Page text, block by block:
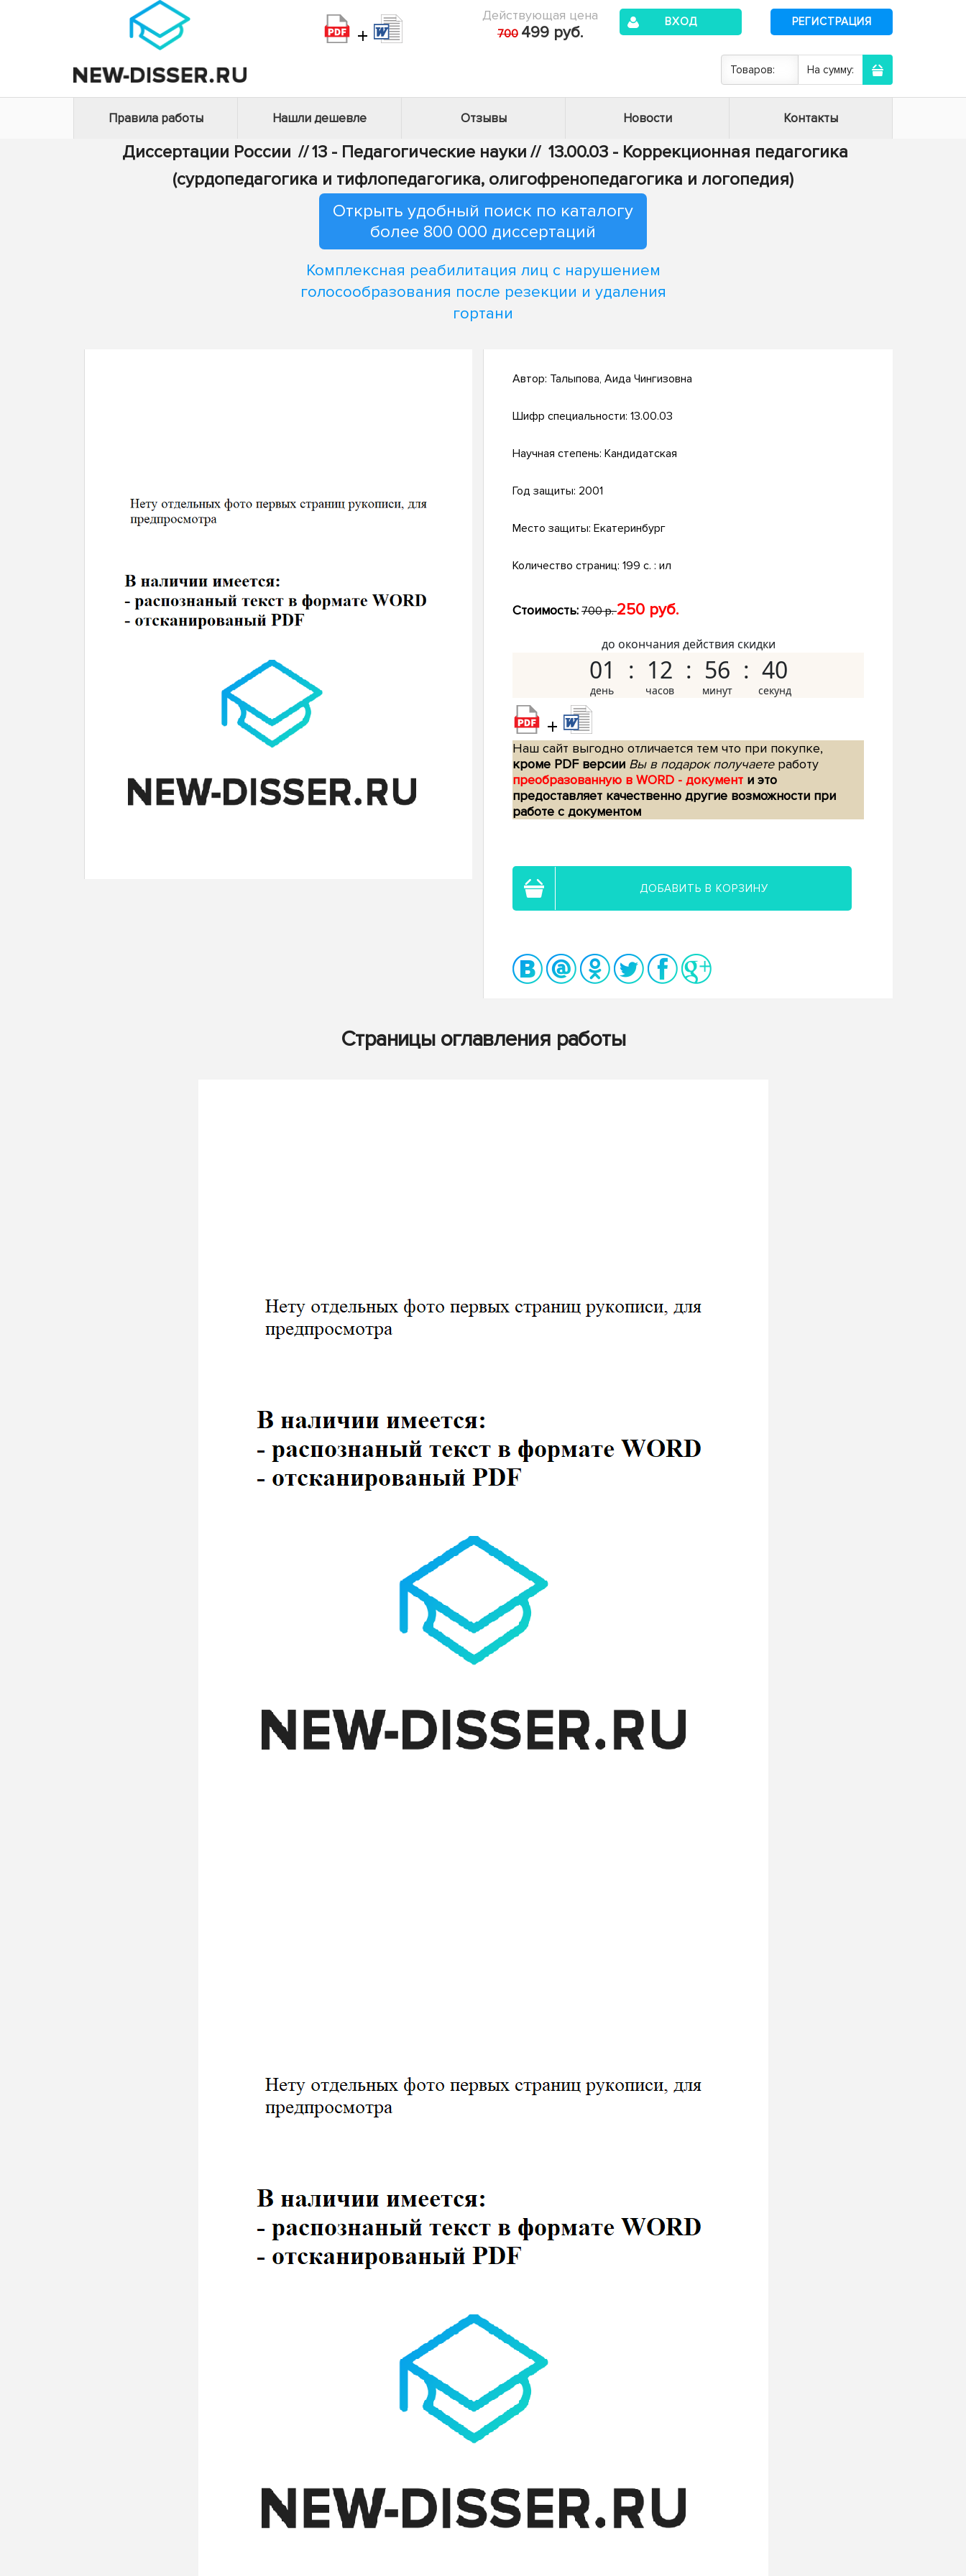
+
Действующая цена
700 499 руб.
ВХОД РЕГИСТРАЦИЯ
Товаров: На сумму:
Правила работы Нашли дешевле Отзывы Новости Контакты
Диссертации России //13 - Педагогические науки // 13.00.03 - Коррекционная педагогика
(сурдопедагогика и тифлопедагогика, олигофренопедагогика и логопедия)
Открыть удобный поиск по каталогу
более 800 000 диссертаций
Комплексная реабилитация лиц с нарушением
голосообразования после резекции и удаления
гортани
Автор: Талыпова, Аида Чингизовна
Шифр специальности: 13.00.03
Научная степень: Кандидатская
Год защиты: 2001
Место защиты: Екатеринбург
Количество страниц: 199 с. : ил
Стоимость: 700 р.250 руб.
до окончания действия скидки
01 12 56 39
+
Наш сайт выгодно отличается тем что при покупке,
кроме PDF версии Вы в подарок получаетеработу
преобразованную в WORD - документ и это
предоставляет качественно другие возможности при
работе с документом
ДОБАВИТЬ В КОРЗИНУ
Страницы оглавления работы